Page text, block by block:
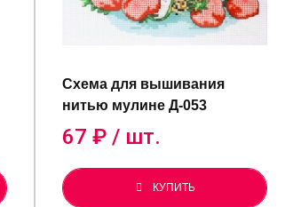
Схема для вышивания
нитью мулине Д-053
67 ₽ / шт.
КУПИТЬ